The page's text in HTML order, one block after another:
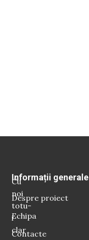
Cu
noi
totu-
i
clar
Informații generale
Despre proiect
Echipa
Contacte